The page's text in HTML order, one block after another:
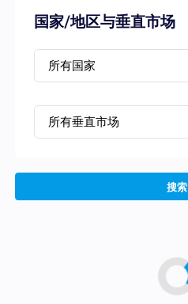
国家/地区与垂直市场
搜索